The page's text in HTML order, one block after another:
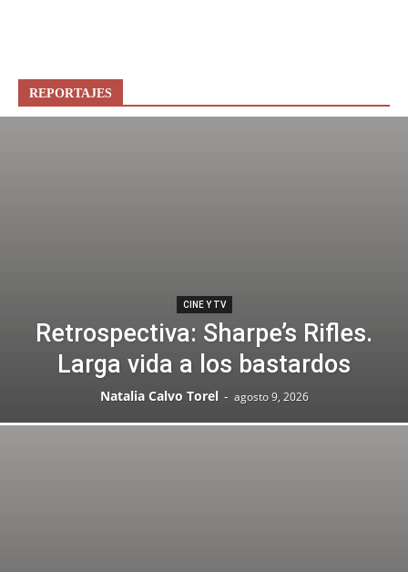
REPORTAJES
CINE Y TV
Retrospectiva: Sharpe’s Rifles.
Larga vida a los bastardos
Natalia Calvo Torel - agosto 9, 2026